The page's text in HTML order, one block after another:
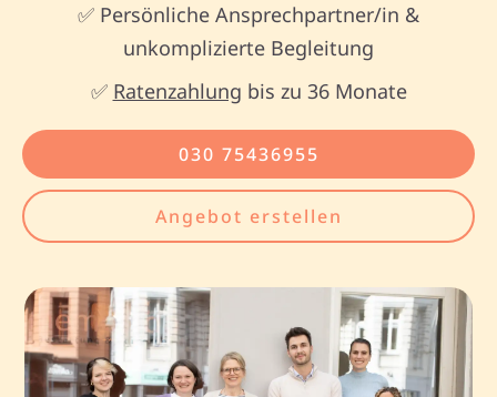
✅ Persönliche Ansprechpartner/in &
unkomplizierte Begleitung
✅ Ratenzahlung bis zu 36 Monate
030 75436955
Angebot erstellen